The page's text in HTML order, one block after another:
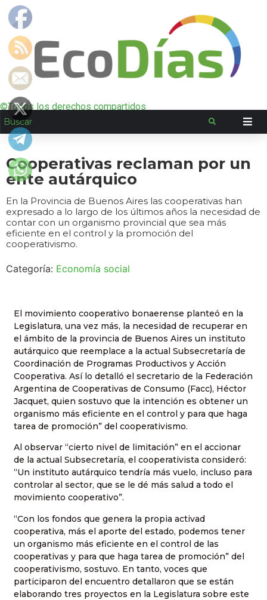
©Todos los derechos compartidos
Cooperativas reclaman por un
ente autárquico
En la Provincia de Buenos Aires las cooperativas han
expresado a lo largo de los últimos años la necesidad de
contar con un organismo provincial que sea más
eficiente en el control y la promoción del
cooperativismo.
Categoría: Economía social
El movimiento cooperativo bonaerense planteó en la
Legislatura, una vez más, la necesidad de recuperar en
el ámbito de la provincia de Buenos Aires un instituto
autárquico que reemplace a la actual Subsecretaría de
Coordinación de Programas Productivos y Acción
Cooperativa. Así lo detalló el secretario de la Federación
Argentina de Cooperativas de Consumo (Facc), Héctor
Jacquet, quien sostuvo que la intención es obtener un
organismo más eficiente en el control y para que haga
tarea de promoción” del cooperativismo.
Al observar “cierto nivel de limitación” en el accionar
de la actual Subsecretaría, el cooperativista consideró:
“Un instituto autárquico tendría más vuelo, incluso para
controlar al sector, que se le dé más salud a todo el
movimiento cooperativo”.
“Con los fondos que genera la propia activad
cooperativa, más el aporte del estado, podemos tener
un organismo más eficiente en el control de las
cooperativas y para que haga tarea de promoción” del
cooperativismo, sostuvo. En tanto, voces que
participaron del encuentro detallaron que se están
elaborando tres proyectos en la Legislatura sobre este